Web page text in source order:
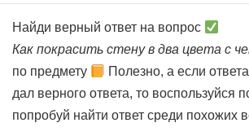
Найди верный ответ на вопрос
Как покрасить стену в два цвета с
по предмету
Полезно, а если
дал верного ответа, то воспользуйся
попробуй найти ответ среди похожих